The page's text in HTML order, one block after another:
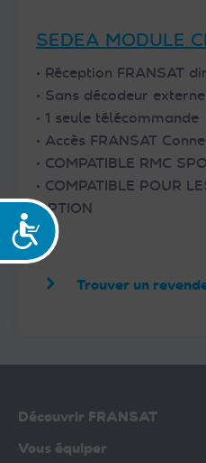
Accessibilité
SEDEA MODULE
• Réception FRANSAT
• Sans décodeur externe
• 1 seule télécommande
• Accès FRANSAT
• COMPATIBLE RMC
• COMPATIBLE POUR
OPTION
Trouver un
Découvrir FRANSAT
Vous équiper